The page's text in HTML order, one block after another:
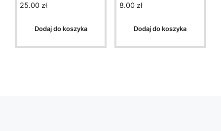
0
5
25.00 zł
Dodaj do koszyka
0
5
8.00 zł
Dodaj do koszyka